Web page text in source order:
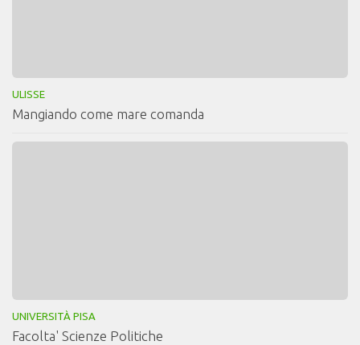
ULISSE
Mangiando come mare comanda
UNIVERSITÀ PISA
Facolta' Scienze Politiche